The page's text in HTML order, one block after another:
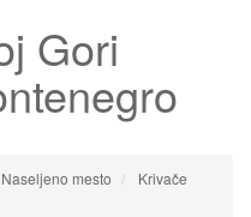
Gori
Naseljeno mesto
Krivače